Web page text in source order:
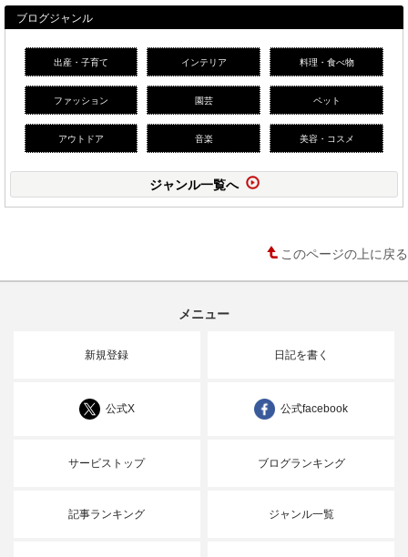
ブログジャンル
出産・子育て インテリア 料理・食べ物
ファッション 園芸 ペット
アウトドア 音楽 美容・コスメ
ジャンル一覧へ
このページの上に戻る
メニュー
新規登録 日記を書く
公式X 公式facebook
サービストップ ブログランキング
記事ランキング ジャンル一覧